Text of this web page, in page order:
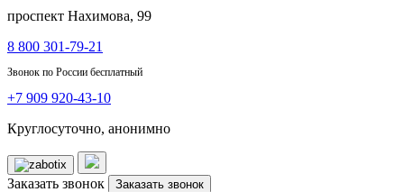
проспект Нахимова, 99
8 800 301-79-21
Звонок по России бесплатный
+7 909 920-43-10
Круглосуточно, анонимно
Заказать звонок Заказать звонок